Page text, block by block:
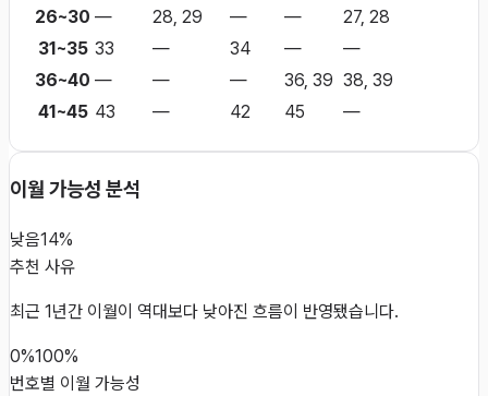
26~30 — 28, 29 — —
27, 28
31~35 33 — 34 —
—
36~40 — — — 36, 39 38, 39
41~45 43 — 42 45 —
이월 가능성 분석
낮음14%
추천 사유
최근 1년간 이월이 역대보다 낮아진 흐름이 반영됐습니다.
0%100%
번호별 이월 가능성